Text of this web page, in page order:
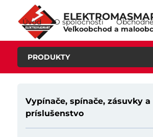
Veľkoobchod a
Úvod O spoločnosti
PRODUKTY
Vypínače, spínače, zásuvky a
príslušenstvo